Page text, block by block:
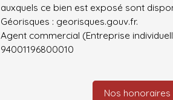
auxquels ce bien est exposé sont
Géorisques : georisques.gouv.fr.
Agent commercial (Entreprise
94001196800010
Nos honoraires